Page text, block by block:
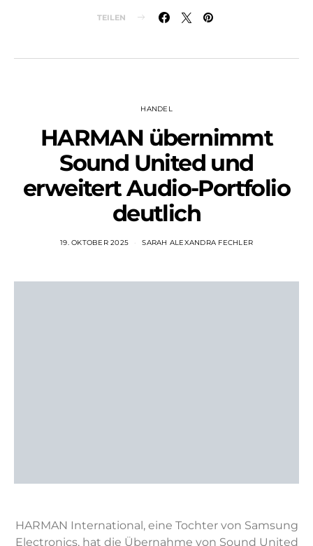
TEILEN
HANDEL
HARMAN übernimmt
Sound United und
erweitert Audio-Portfolio
deutlich
19. OKTOBER 2025 SARAH ALEXANDRA FECHLER
HARMAN International, eine Tochter von Samsung
Electronics, hat die Übernahme von Sound United